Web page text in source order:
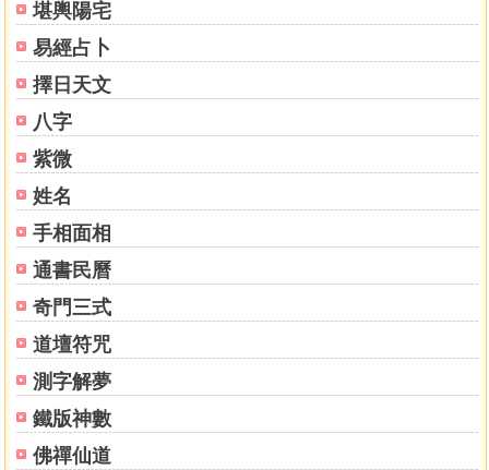
堪輿陽宅
易經占卜
擇日天文
八字
紫微
姓名
手相面相
通書民曆
奇門三式
道壇符咒
測字解夢
鐵版神數
佛禪仙道